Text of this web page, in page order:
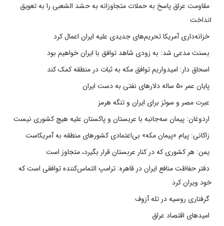
مقاومت عراق پاسخ به حملات متجاوزانه به حشد الشعبی را به تعویق
انداخت
خزانه‌داری آمریکا تحریم‌های جدیدی علیه ایران اعمال کرد
بسنت مدعی شد: به زودی شاهد توافق با ایران خواهیم بود
اسحاق دار: امیدواریم توافق مکه به ثبات در منطقه کمک کند
پایان عمر ۵۰ ساله دلارهای نفتی به دست ایران
عبرت مصر و سوئز برای ایران و تنگه هرمز
اردوغان: پیمان سه‌جانبه با عربستان و پاکستان علیه هیچ کشوری نیست
زاکانی: پیام «پیمان مکه» بی‌اعتمادی کشورهای منطقه به آمریکاست
یمن: هر کشوری که در کنار عربستان قرار بگیرد، متجاوز است
دفتر حفاظت منافع ایران در قاهره: ترامپ التماس‌کننده توافقی است که
خود ویران کرد
گرفتاری روسیه در تله آزوف
امیدهای اقتصاد عراق